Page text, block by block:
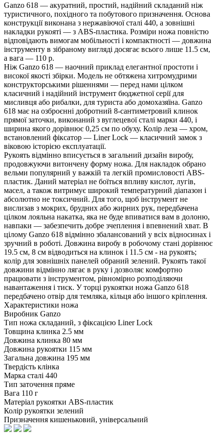
Ganzo 618 — акуратний, простий, надійний складаний ніж
туристичного, похідного та побутового призначення. Основа
конструкції виконана з нержавіючої сталі 440, а зовнішні
накладки рукояті — з ABS-пластика. Розміри ножа повністю
відповідають вимогам мобільності і компактності — довжина
інструменту в зібраному вигляді досягає всього лише 11.5 см,
а вага — 110 р.
Ніж Ganzo 618 — наочний приклад елегантної простоти і
високої якості збірки. Модель не обтяжена хитромудрими
конструкторськими рішеннями — перед нами цілком
класичний і надійний інструмент бюджетної серії для
мисливця або рибалки, для туриста або домохазяїна. Ganzo
618 має на озброєнні добротний 8-сантиметровий клинок
прямої заточки, виконаний з вуглецевої сталі марки 440, і
ширина якого дорівнює 0,25 см по обуху. Колір леза — хром,
встановлений фіксатор — Liner Lock — класичний замок з
віковою історією експлуатації.
Рукоять відмінно вписується в загальний дизайн виробу,
продовжуючи витончену форму ножа. Для накладок обрано
вельми популярний у важкій та легкій промисловості ABS-
пластик. Даний матеріал не боїться впливу кислот, лугів,
масел, а також витримує широкий температурний діапазон і
абсолютно не токсичний. Для того, щоб інструмент не
вислизав з мокрих, брудних або жирних рук, передбачена
цілком лояльна накатка, яка не буде впиватися вам в долоню,
навпаки — забезпечить добре зчеплення і впевнений хват. В
цілому Ganzo 618 відмінно збалансований у всіх відносинах і
зручний в роботі. Довжина виробу в робочому стані дорівнює
19.5 см, 8 см відводиться на клинок і 11.5 см - на рукоять;
колір для зовнішніх панелей обраний зелений. Рукоять такої
довжини відмінно лягає в руку і дозволяє комфортно
працювати з інструментом, рівномірно розподіляючи
навантаження і тиск. У торці рукоятки ножа Ganzo 618
передбачено отвір для темляка, кільця або іншого кріплення.
Характеристики ножа
Виробник Ganzo
Тип ножа складаний, з фіксацією Liner Lock
Товщина клинка 2.5 мм
Довжина клинка 80 мм
Довжина рукоятки 115 мм
Загальна довжина 195 мм
Твердість клінка
Марка сталі 440
Тип заточення пряме
Вага 110 г
Матеріал рукоятки ABS-пластик
Колір рукоятки зелений
Призначення кишеньковий, універсальний